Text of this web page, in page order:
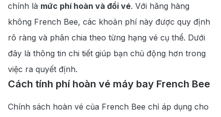
chính là mức phí hoàn và đổi vé. Với hãng hàng
không French Bee, các khoản phí này được quy định
rõ ràng và phân chia theo từng hạng vé cụ thể. Dưới
đây là thông tin chi tiết giúp bạn chủ động hơn trong
việc ra quyết định.
Cách tính phí hoàn vé máy bay French Bee
Chính sách hoàn vé của French Bee chỉ áp dụng cho